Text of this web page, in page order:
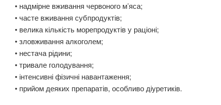
• надмірне вживання червоного м’яса;
• часте вживання субпродуктів;
• велика кількість морепродуктів у раціоні;
• зловживання алкоголем;
• нестача рідини;
• тривале голодування;
• інтенсивні фізичні навантаження;
• прийом деяких препаратів, особливо діуретиків.